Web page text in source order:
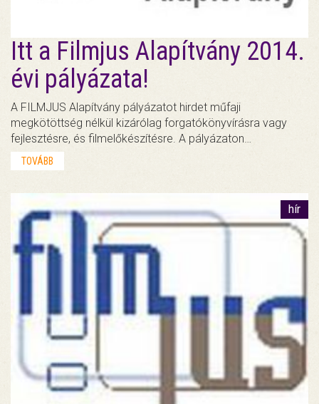
Itt a Filmjus Alapítvány 2014.
évi pályázata!
A FILMJUS Alapítvány pályázatot hirdet műfaji
megkötöttség nélkül kizárólag forgatókönyvírásra vagy
fejlesztésre, és filmelőkészítésre. A pályázaton…
TOVÁBB
hír